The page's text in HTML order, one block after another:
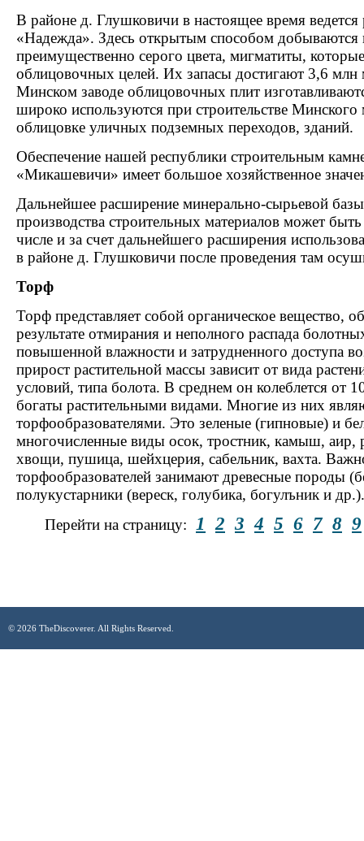
В районе д. Глушковичи в настоящее время ведется
«Надежда». Здесь открытым способом добываются
преимущественно серого цвета, мигматиты,
облицовочных целей. Их запасы достигают 3,6 млн
Минском заводе облицовочных плит
широко используются при строительстве Минского
облицовке уличных подземных переходов, зданий.
Обеспечение нашей республики строительным
«Микашевичи» имеет большое хозяйственное
Дальнейшее расширение минерально-сырьевой
производства строительных материалов может
числе и за счет дальнейшего расширения
в районе д. Глушковичи после проведения там
Торф
Торф представляет собой органическое вещество,
результате отмирания и неполного распада
повышенной влажности и затрудненного доступа
прирост растительной массы зависит от вида
условий, типа болота. В среднем он колеблется от
богаты растительными видами. Многие из них
торфообразователями. Это зеленые (гипновые) и
многочисленные виды осок, тростник, камыш, аир,
хвощи, пушица, шейхцерия, сабельник, вахта.
торфообразователей занимают древесные породы
полукустарники (вереск, голубика, богулъник и др.).
Перейти на страницу: 1 2 3 4 5 6 7 8 9
© 2026 TheDiscoverer. All Rights Reserved.